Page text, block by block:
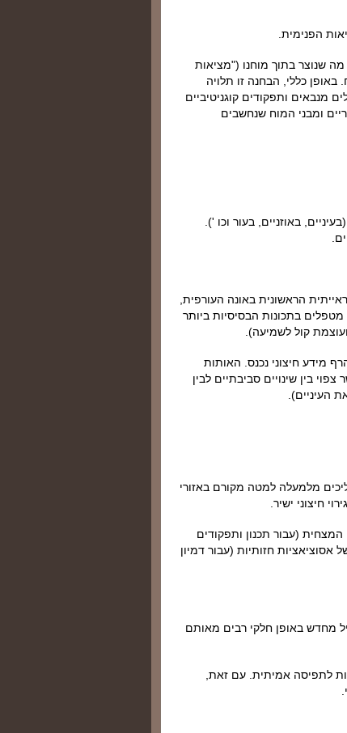
הפנימית.
שנוצר בתוך מוחנו ("מציאות
כללי, הבחנה זו תלויה
מנבאים ותפקודים קוגניטיביים
ומבני המוח שנחשבים
באוזניים, בעור וכו ').
הראשונית באונה העורפית,
בתכונות הבסיסיות ביותר
קול לשמיעה).
מידע חיצוני נכנס. האותות
בין שינויים סביבתיים לבין
העיניים).
מלמעלה למטה מקורם באזורי
חיצוני ישיר.
המצחית (עבור תכנון ותפקודים
אסוציאציות חזותיות (עבור דמיון
מחדש באופן חלקי רבים מאותם
לתפיסה אמיתית. עם זאת,